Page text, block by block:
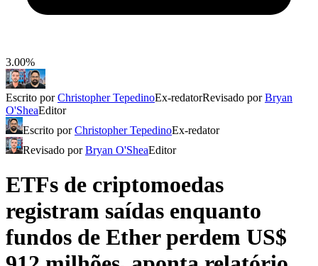
3.00%
Escrito porChristopher TepedinoEx-redatorRevisado porBryan
O'SheaEditor
Escrito porChristopher TepedinoEx-redator
Revisado porBryan O'SheaEditor
ETFs de criptomoedas
registram saídas enquanto
fundos de Ether perdem US$